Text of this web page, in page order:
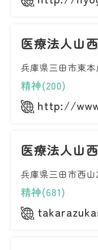
医療法人山
兵庫県三田市東本
精神(200)
http://
医療法人山
兵庫県三田市西山
精神(681)